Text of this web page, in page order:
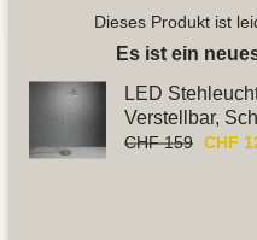
Dieses Produkt ist
Es ist ein
LED
Verstellbar,
CHF 159 CHF